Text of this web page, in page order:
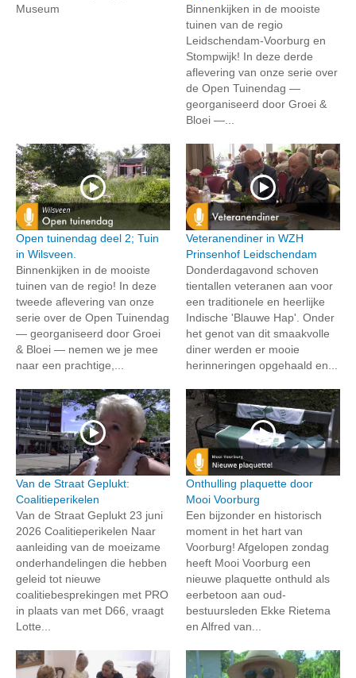
Museum
Binnenkijken in de mooiste
tuinen van de regio
Leidschendam-Voorburg en
Stompwijk! In deze derde
aflevering van onze serie over
de Open Tuinendag —
georganiseerd door Groei &
Bloei —...
Open tuinendag deel 2; Tuin
in Wilsveen.
Binnenkijken in de mooiste
tuinen van de regio! In deze
tweede aflevering van onze
serie over de Open Tuinendag
— georganiseerd door Groei
& Bloei — nemen we je mee
naar een prachtige,...
Veteranendiner in WZH
Prinsenhof Leidschendam
Donderdagavond schoven
tientallen veteranen aan voor
een traditionele en heerlijke
Indische 'Blauwe Hap'. Onder
het genot van dit smaakvolle
diner werden er mooie
herinneringen opgehaald en...
Van de Straat Geplukt:
Coalitieperikelen
Van de Straat Geplukt 23 juni
2026 Coalitieperikelen Naar
aanleiding van de moeizame
onderhandelingen die hebben
geleid tot nieuwe
coalitiebesprekingen met PRO
in plaats van met D66, vraagt
Lotte...
Onthulling plaquette door
Mooi Voorburg
Een bijzonder en historisch
moment in het hart van
Voorburg! Afgelopen zondag
heeft Mooi Voorburg een
nieuwe plaquette onthuld als
eerbetoon aan oud-
bestuursleden Ekke Rietema
en Alfred van...